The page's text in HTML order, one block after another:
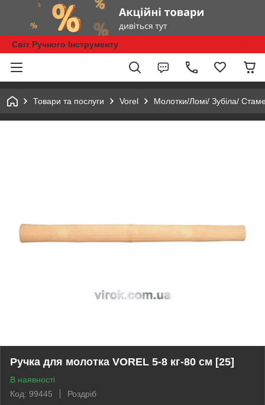
Світ Ручного Інструменту
Товари та послуги Vorel Молотки/Ломі/ Зубіла/
Ручка для молотка VOREL 5-8 кг-80 см [25]
В наявності
Код: 99445
Роздріб